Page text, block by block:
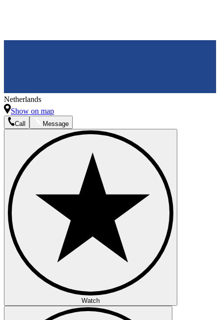
Netherlands
Show on map
Call Message
Watch